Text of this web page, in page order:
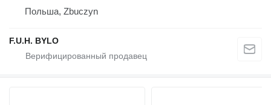
Польша, Zbuczyn
F.U.H. BYLO